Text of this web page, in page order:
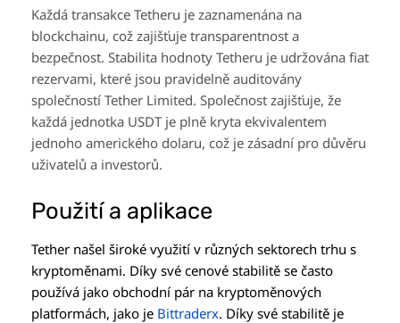
Každá transakce Tetheru je zaznamenána na
blockchainu, což zajišťuje transparentnost a
bezpečnost. Stabilita hodnoty Tetheru je udržována fiat
rezervami, které jsou pravidelně auditovány
společností Tether Limited. Společnost zajišťuje, že
každá jednotka USDT je plně kryta ekvivalentem
jednoho amerického dolaru, což je zásadní pro důvěru
uživatelů a investorů.
Použití a aplikace
Tether našel široké využití v různých sektorech trhu s
kryptoměnami. Díky své cenové stabilitě se často
používá jako obchodní pár na kryptoměnových
platformách, jako je Bittraderx. Díky své stabilitě je